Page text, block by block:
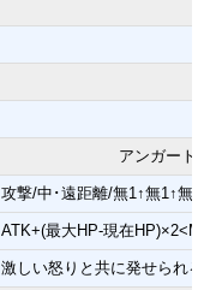
アンガート
攻撃/中･遠距離/無1↑無1↑無
ATK+(最大HP-現在
激しい怒りと共に発せられ